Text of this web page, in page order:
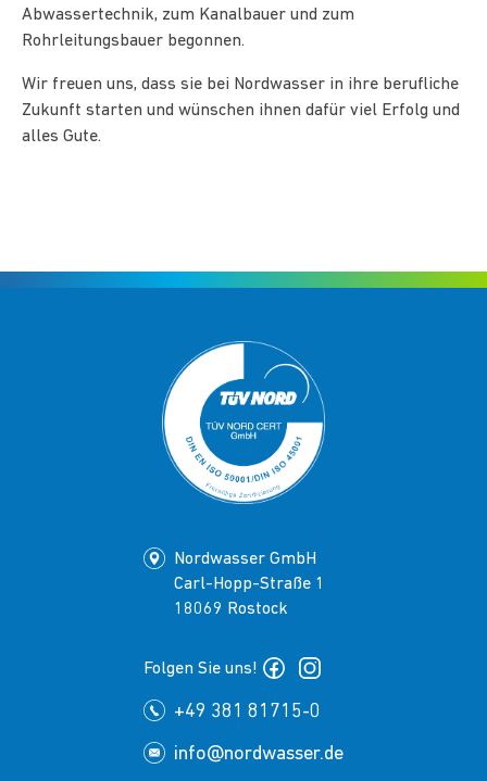
Abwassertechnik, zum Kanalbauer und zum
Rohrleitungsbauer begonnen.
Wir freuen uns, dass sie bei Nordwasser in ihre berufliche
Zukunft starten und wünschen ihnen dafür viel Erfolg und
alles Gute.
+49 381 81715-0
info@nordwasser.de
Nordwasser GmbH
Carl-Hopp-Straße 1
18069 Rostock
Folgen Sie uns!